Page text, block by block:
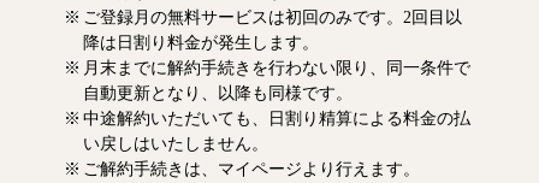
ご登録月の無料サービスは初回のみです。2回目以
降は日割り料金が発生します。
月末までに解約手続きを行わない限り、同一条件で
自動更新となり、以降も同様です。
中途解約いただいても、日割り精算による料金の払
い戻しはいたしません。
ご解約手続きは、マイページより行えます。